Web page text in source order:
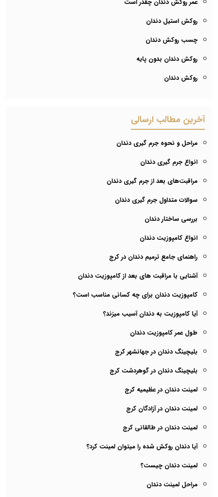
عمر روکش دندان چقدر است
روکش استیل دندان
چسب روکش دندان
روکش دندان بدون پایه
روکش دندان
آخرین مطالب ارسالی
مراحل و نحوه جرم گیری دندان
انواع جرم گیری دندان
مراقبت‌های بعد از جرم گیری دندان
سوالات متداول جرم گیری دندان
بررسی ساختار دندان
انواع کامپوزیت دندان
راهنمای جامع ترمیم دندان در کرج
آشنایی با مراقبت های بعد از کامپوزیت دندان
کامپوزیت دندان برای چه کسانی مناسب است؟
آیا کامپوزیت به دندان آسیب میزند؟
طول عمر کامپوزیت دندان
بلیچینگ دندان در جهانشهر کرج
بلیچینگ دندان در گوهردشت کرج
لمینت دندان در عظیمیه کرج
لمینت دندان در آزادگان کرج
لمینت دندان در طالقانی کرج
آیا دندان روکش شده را میتوان لمینت کرد؟
لمینت دندان چیست؟
مراحل لمینت دندان